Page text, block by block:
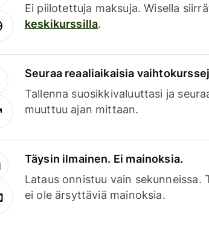
Ei piilotettuja maksuja. Wisella
keskikurssilla.
Seuraa reaaliaikaisia
Tallenna suosikkivaluuttasi ja
muuttuu ajan mittaan.
Täysin ilmainen. Ei mainoksia.
Lataus onnistuu vain sekunneissa.
ei ole ärsyttäviä mainoksia.